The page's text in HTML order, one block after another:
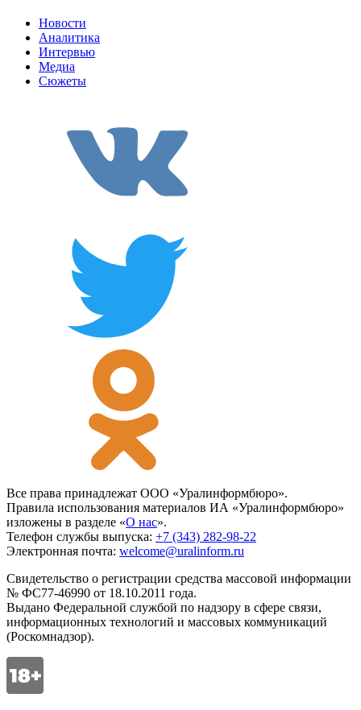
Новости
Аналитика
Интервью
Медиа
Сюжеты
Все права принадлежат ООО «Уралинформбюро».
Правила использования материалов ИА «Уралинформбюро»
изложены в разделе «О нас».
Телефон службы выпуска: +7 (343) 282-98-22
Электронная почта: welcome@uralinform.ru
Свидетельство о регистрации средства массовой информации
№ ФС77-46990 от 18.10.2011 года.
Выдано Федеральной службой по надзору в сфере связи,
информационных технологий и массовых коммуникаций
(Роскомнадзор).